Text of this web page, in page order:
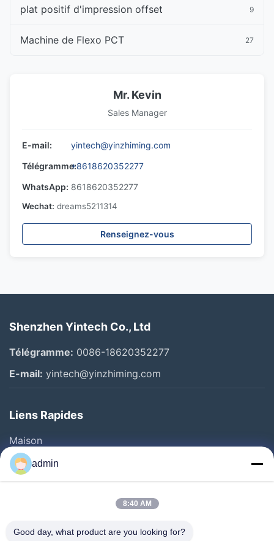
plat positif d'impression offset 9
Machine de Flexo PCT 27
Mr. Kevin
Sales Manager
E-mail:
yintech@yinzhiming.com
Télégramme:+8618620352277
WhatsApp: 8618620352277
Wechat: dreams5211314
Renseignez-vous
Shenzhen Yintech Co., Ltd
Télégramme: 0086-18620352277
E-mail: yintech@yinzhiming.com
Liens Rapides
Maison
Produits
Vidéos
Visite D'usine
admin
8:40 AM
Good day, what product are you looking for?